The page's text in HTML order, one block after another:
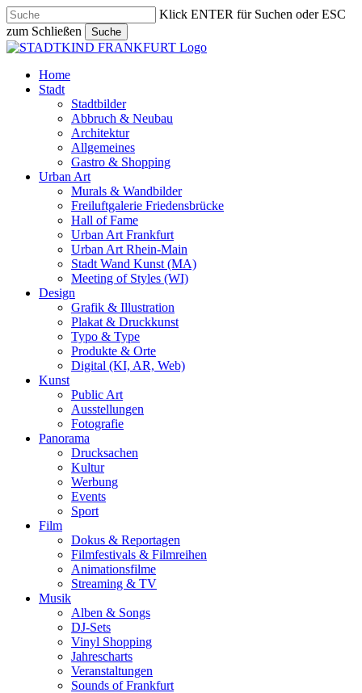
Skip
to
main
content
Klick ENTER für Suchen oder ESC
zum Schließen
Suche
Close
search
Menu
Home
Stadt
Stadtbilder
Abbruch & Neubau
Architektur
Allgemeines
Gastro & Shopping
Urban Art
Murals & Wandbilder
Freiluftgalerie Friedensbrücke
Hall of Fame
Urban Art Frankfurt
Urban Art Rhein-Main
Stadt Wand Kunst (MA)
Meeting of Styles (WI)
Design
Grafik & Illustration
Plakat & Druckkunst
Typo & Type
Produkte & Orte
Digital (KI, AR, Web)
Kunst
Public Art
Ausstellungen
Fotografie
Panorama
Drucksachen
Kultur
Werbung
Events
Sport
Film
Dokus & Reportagen
Filmfestivals & Filmreihen
Animationsfilme
Streaming & TV
Musik
Alben & Songs
DJ-Sets
Vinyl Shopping
Jahrescharts
Veranstaltungen
Sounds of Frankfurt